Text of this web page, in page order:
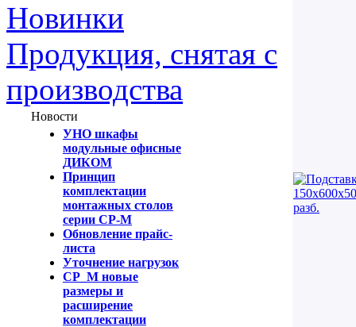
Новинки
Продукция, снятая с
производства
Новости
УНО шкафы
модульные офисные
ДИКОМ
Принцип
комплектации
монтажных столов
серии СР-М
Обновление прайс-
листа
Уточнение нагрузок
СР_М новые
размеры и
расширение
комплектации